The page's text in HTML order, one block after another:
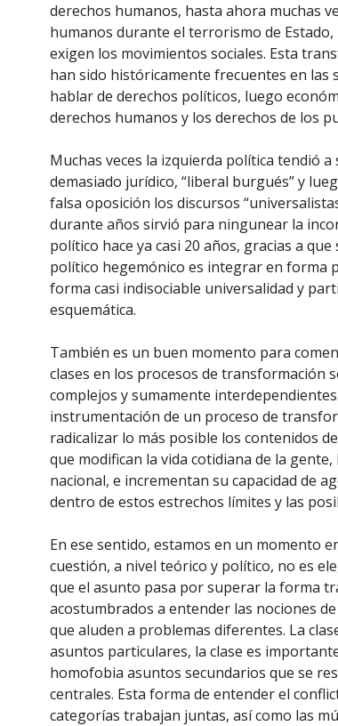
derechos humanos, hasta ahora muchas
humanos durante el terrorismo de
exigen los movimientos sociales. Esta
han sido históricamente frecuentes en las
hablar de derechos políticos, luego
derechos humanos y los derechos de los
Muchas veces la izquierda política tendió
demasiado jurídico, “liberal burgués” y
falsa oposición los discursos
durante años sirvió para ningunear la
político hace ya casi 20 años, gracias a
político hegemónico es integrar en forma
forma casi indisociable universalidad y
esquemática.
También es un buen momento para
clases en los procesos de transformación
complejos y sumamente
instrumentación de un proceso de
radicalizar lo más posible los contenidos
que modifican la vida cotidiana de la
nacional, e incrementan su capacidad de
dentro de estos estrechos límites y las
En ese sentido, estamos en un momento
cuestión, a nivel teórico y político, no es
que el asunto pasa por superar la forma
acostumbrados a entender las nociones
que aluden a problemas diferentes. La
asuntos particulares, la clase es
homofobia asuntos secundarios que se
centrales. Esta forma de entender el
categorías trabajan juntas, así como las